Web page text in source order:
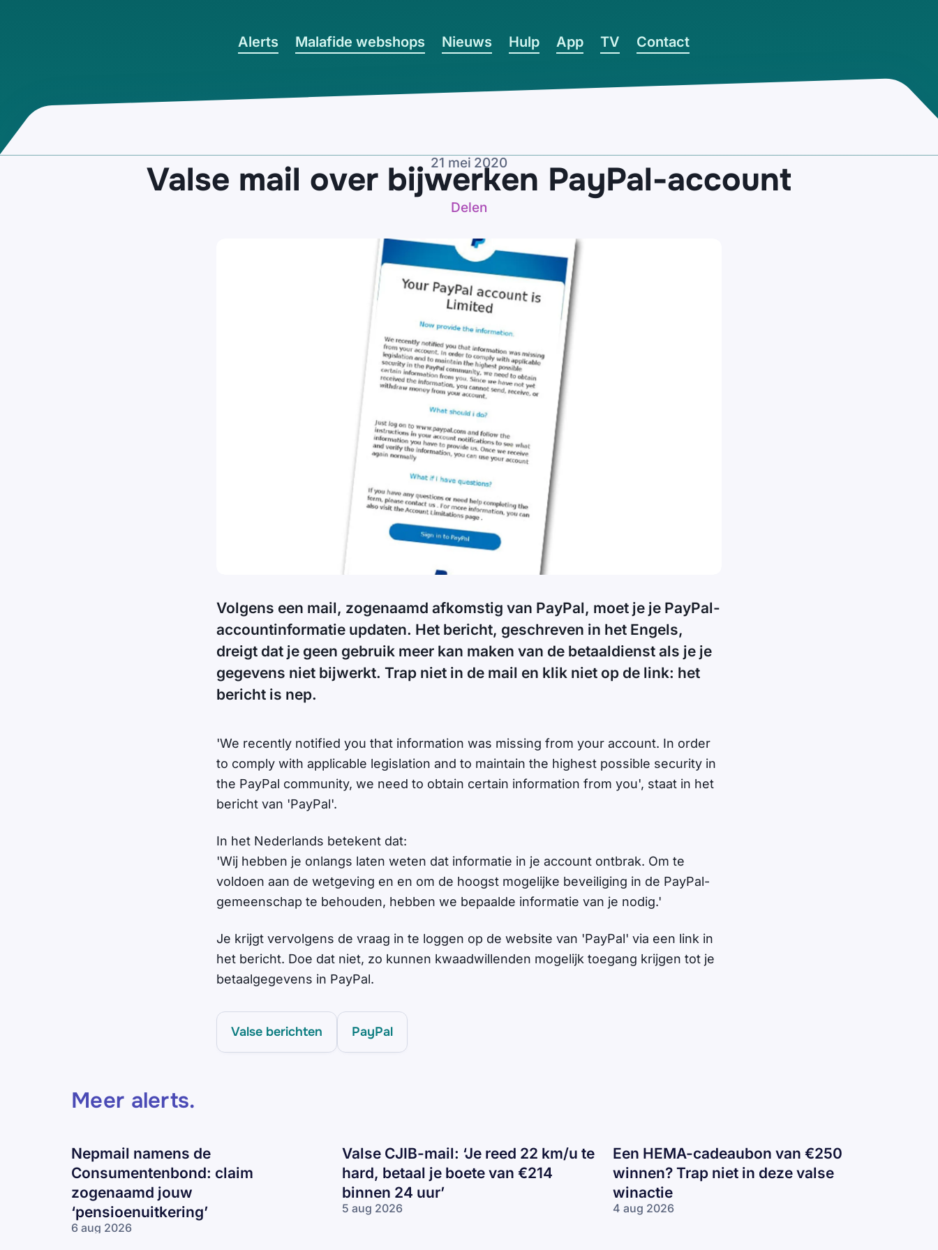
Alerts Malafide webshops Nieuws Hulp App TV Contact
21 mei 2020
Valse mail over bijwerken PayPal-account
Delen
Volgens een mail, zogenaamd afkomstig van PayPal, moet je je PayPal-
accountinformatie updaten. Het bericht, geschreven in het Engels,
dreigt dat je geen gebruik meer kan maken van de betaaldienst als je je
gegevens niet bijwerkt. Trap niet in de mail en klik niet op de link: het
bericht is nep.
'We recently notified you that information was missing from your account. In order
to comply with applicable legislation and to maintain the highest possible security in
the PayPal community, we need to obtain certain information from you', staat in het
bericht van 'PayPal'.
In het Nederlands betekent dat:
'Wij hebben je onlangs laten weten dat informatie in je account ontbrak. Om te
voldoen aan de wetgeving en en om de hoogst mogelijke beveiliging in de PayPal-
gemeenschap te behouden, hebben we bepaalde informatie van je nodig.'
Je krijgt vervolgens de vraag in te loggen op de website van 'PayPal' via een link in
het bericht. Doe dat niet, zo kunnen kwaadwillenden mogelijk toegang krijgen tot je
betaalgegevens in PayPal.
Valse berichten PayPal
Meer alerts.
Nepmail namens de
Consumentenbond: claim
zogenaamd jouw
‘pensioenuitkering’
6 aug 2026
Valse CJIB-mail: ‘Je reed 22 km/u te
hard, betaal je boete van €214
binnen 24 uur’
5 aug 2026
Een HEMA-cadeaubon van €250
winnen? Trap niet in deze valse
winactie
4 aug 2026